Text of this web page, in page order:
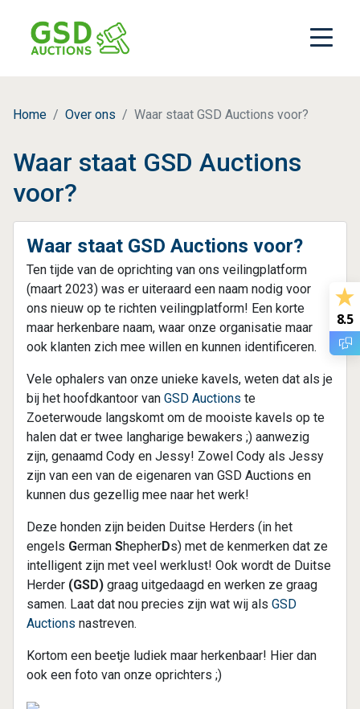
Home Over ons Waar staat GSD Auctions voor?
Waar staat GSD Auctions
voor?
Waar staat GSD Auctions voor?
Ten tijde van de oprichting van ons veilingplatform
(maart 2023) was er uiteraard een naam nodig voor
ons nieuw op te richten veilingplatform! Een korte
maar herkenbare naam, waar onze organisatie maar
ook klanten zich mee willen en kunnen identificeren.
Vele ophalers van onze unieke kavels, weten dat als je
bij het hoofdkantoor van GSD Auctions te
Zoeterwoude langskomt om de mooiste kavels op te
halen dat er twee langharige bewakers ;) aanwezig
zijn, genaamd Cody en Jessy! Zowel Cody als Jessy
zijn van een van de eigenaren van GSD Auctions en
kunnen dus gezellig mee naar het werk!
Deze honden zijn beiden Duitse Herders (in het
engels German ShepherDs) met de kenmerken dat ze
intelligent zijn met veel werklust! Ook wordt de Duitse
Herder (GSD) graag uitgedaagd en werken ze graag
samen. Laat dat nou precies zijn wat wij als GSD
Auctions nastreven.
Kortom een beetje ludiek maar herkenbaar! Hier dan
ook een foto van onze oprichters ;)
8.5